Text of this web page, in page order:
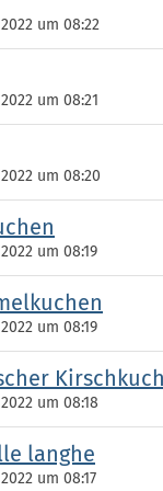
um 08:22
um 08:21
um 08:20
um 08:19
um 08:19
um 08:18
langhe
um 08:17